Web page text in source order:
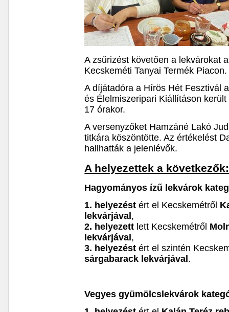
A zsűrizést követően a lekvárokat
Kecskeméti Tanyai Termék Piacon.
A díjátadóra a Hírös Hét Fesztivál
és Élelmiszeripari Kiállításon
17 órakor.
A versenyzőket Hamzáné Lakó
titkára köszöntötte. Az értékelést
hallhatták a jelenlévők.
A helyezettek a következők:
Hagyományos ízű lekvárok
1. helyezést ért el Kecskemétről
lekvárjával,
2. helyezett lett Kecskemétről
lekvárjával,
3. helyezést ért el szintén
sárgabarack lekvárjával.
Vegyes gyümölcslekvárok